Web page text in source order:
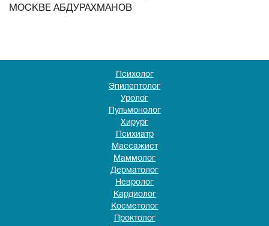
МОСКВЕ АБДУРАХМАНОВ
Психолог
Эпилептолог
Уролог
Пульмонолог
Хирург
Психиатр
Массажист
Маммолог
Дерматолог
Невролог
Кардиолог
Косметолог
Проктолог